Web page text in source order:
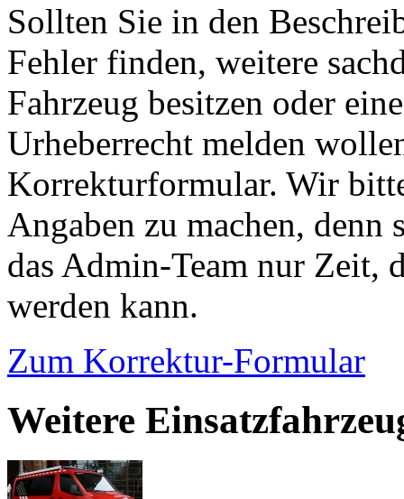
Sollten Sie in den
Fehler finden, weitere
Fahrzeug besitzen oder
Urheberrecht melden
Korrekturformular. Wir
Angaben zu machen,
das Admin-Team nur Zeit,
werden kann.
Zum Korrektur-Formular
Weitere